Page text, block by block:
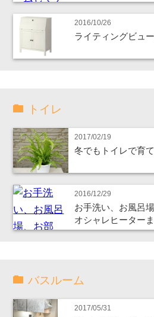
2016/10/26
ライティングビュ
トイレ
2017/02/19
冬でもトイレで育
2016/12/29
お手洗い、お風呂
オシャレヒーター
バスルーム
2017/05/31